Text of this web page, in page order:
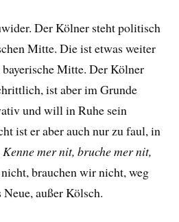
Der Kölner steht politisch
Mitte. Die ist etwas weiter
Mitte. Der Kölner
ist aber im Grunde
und will in Ruhe sein
ist er aber auch nur zu faul, in
Kenne mer nit, bruche mer nit,
brauchen wir nicht, weg
außer Kölsch.